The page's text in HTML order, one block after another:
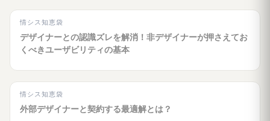
情シス知恵袋
デザイナーとの認識ズレを解消！非デザイナーが押さえてお
くべきユーザビリティの基本
情シス知恵袋
外部デザイナーと契約する最適解とは？